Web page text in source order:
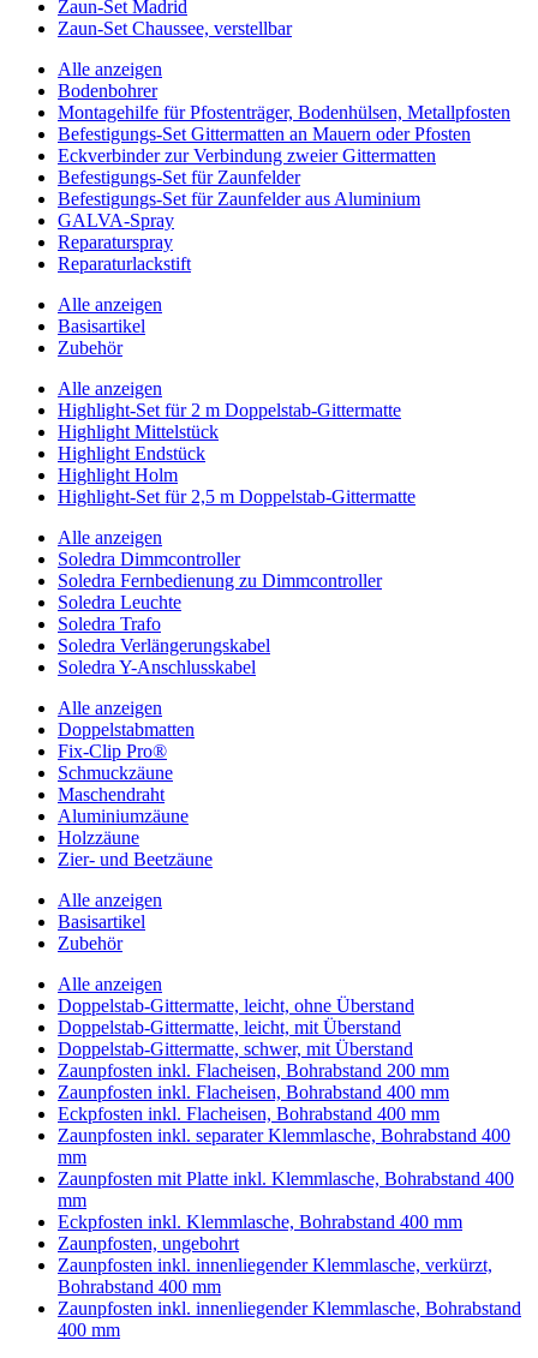
Zaun-Set Madrid
Zaun-Set Chaussee, verstellbar
Alle anzeigen
Bodenbohrer
Montagehilfe für Pfostenträger, Bodenhülsen, Metallpfosten
Befestigungs-Set Gittermatten an Mauern oder Pfosten
Eckverbinder zur Verbindung zweier Gittermatten
Befestigungs-Set für Zaunfelder
Befestigungs-Set für Zaunfelder aus Aluminium
GALVA-Spray
Reparaturspray
Reparaturlackstift
Alle anzeigen
Basisartikel
Zubehör
Alle anzeigen
Highlight-Set für 2 m Doppelstab-Gittermatte
Highlight Mittelstück
Highlight Endstück
Highlight Holm
Highlight-Set für 2,5 m Doppelstab-Gittermatte
Alle anzeigen
Soledra Dimmcontroller
Soledra Fernbedienung zu Dimmcontroller
Soledra Leuchte
Soledra Trafo
Soledra Verlängerungskabel
Soledra Y-Anschlusskabel
Alle anzeigen
Doppelstabmatten
Fix-Clip Pro®
Schmuckzäune
Maschendraht
Aluminiumzäune
Holzzäune
Zier- und Beetzäune
Alle anzeigen
Basisartikel
Zubehör
Alle anzeigen
Doppelstab-Gittermatte, leicht, ohne Überstand
Doppelstab-Gittermatte, leicht, mit Überstand
Doppelstab-Gittermatte, schwer, mit Überstand
Zaunpfosten inkl. Flacheisen, Bohrabstand 200 mm
Zaunpfosten inkl. Flacheisen, Bohrabstand 400 mm
Eckpfosten inkl. Flacheisen, Bohrabstand 400 mm
Zaunpfosten inkl. separater Klemmlasche, Bohrabstand 400
mm
Zaunpfosten mit Platte inkl. Klemmlasche, Bohrabstand 400
mm
Eckpfosten inkl. Klemmlasche, Bohrabstand 400 mm
Zaunpfosten, ungebohrt
Zaunpfosten inkl. innenliegender Klemmlasche, verkürzt,
Bohrabstand 400 mm
Zaunpfosten inkl. innenliegender Klemmlasche, Bohrabstand
400 mm